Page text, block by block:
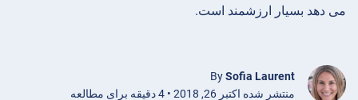
می دهد بسیار ارزشمند است.
BySofia Laurent
منتشر شده اکتبر 26, 2018 • 4 دقیقه برای مطالعه